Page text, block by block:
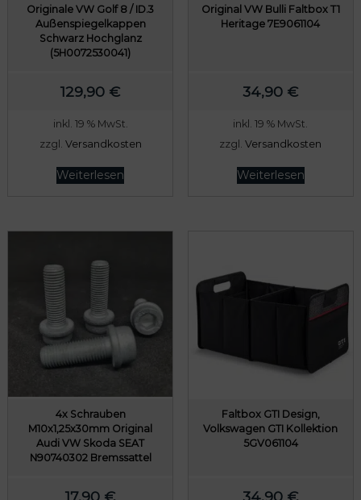
w
a
8
0
8
Originale VW Golf 8 / ID.3
Außenspiegelkappen
Schwarz Hochglanz
(5H0072530041)
129,90 €
inkl. 19 % MwSt.
zzgl. Versandkosten
Weiterlesen
Original VW Bulli Faltbox T1
Heritage 7E9061104
34,90 €
inkl. 19 % MwSt.
zzgl.Versandkosten
Weiterlesen
4x Schrauben
M10x1,25x30mm Original
Audi VW Skoda SEAT
N90740302 Bremssattel
17,90 €
Faltbox GTI Design,
Volkswagen GTI Kollektion
5GV061104
34,90 €